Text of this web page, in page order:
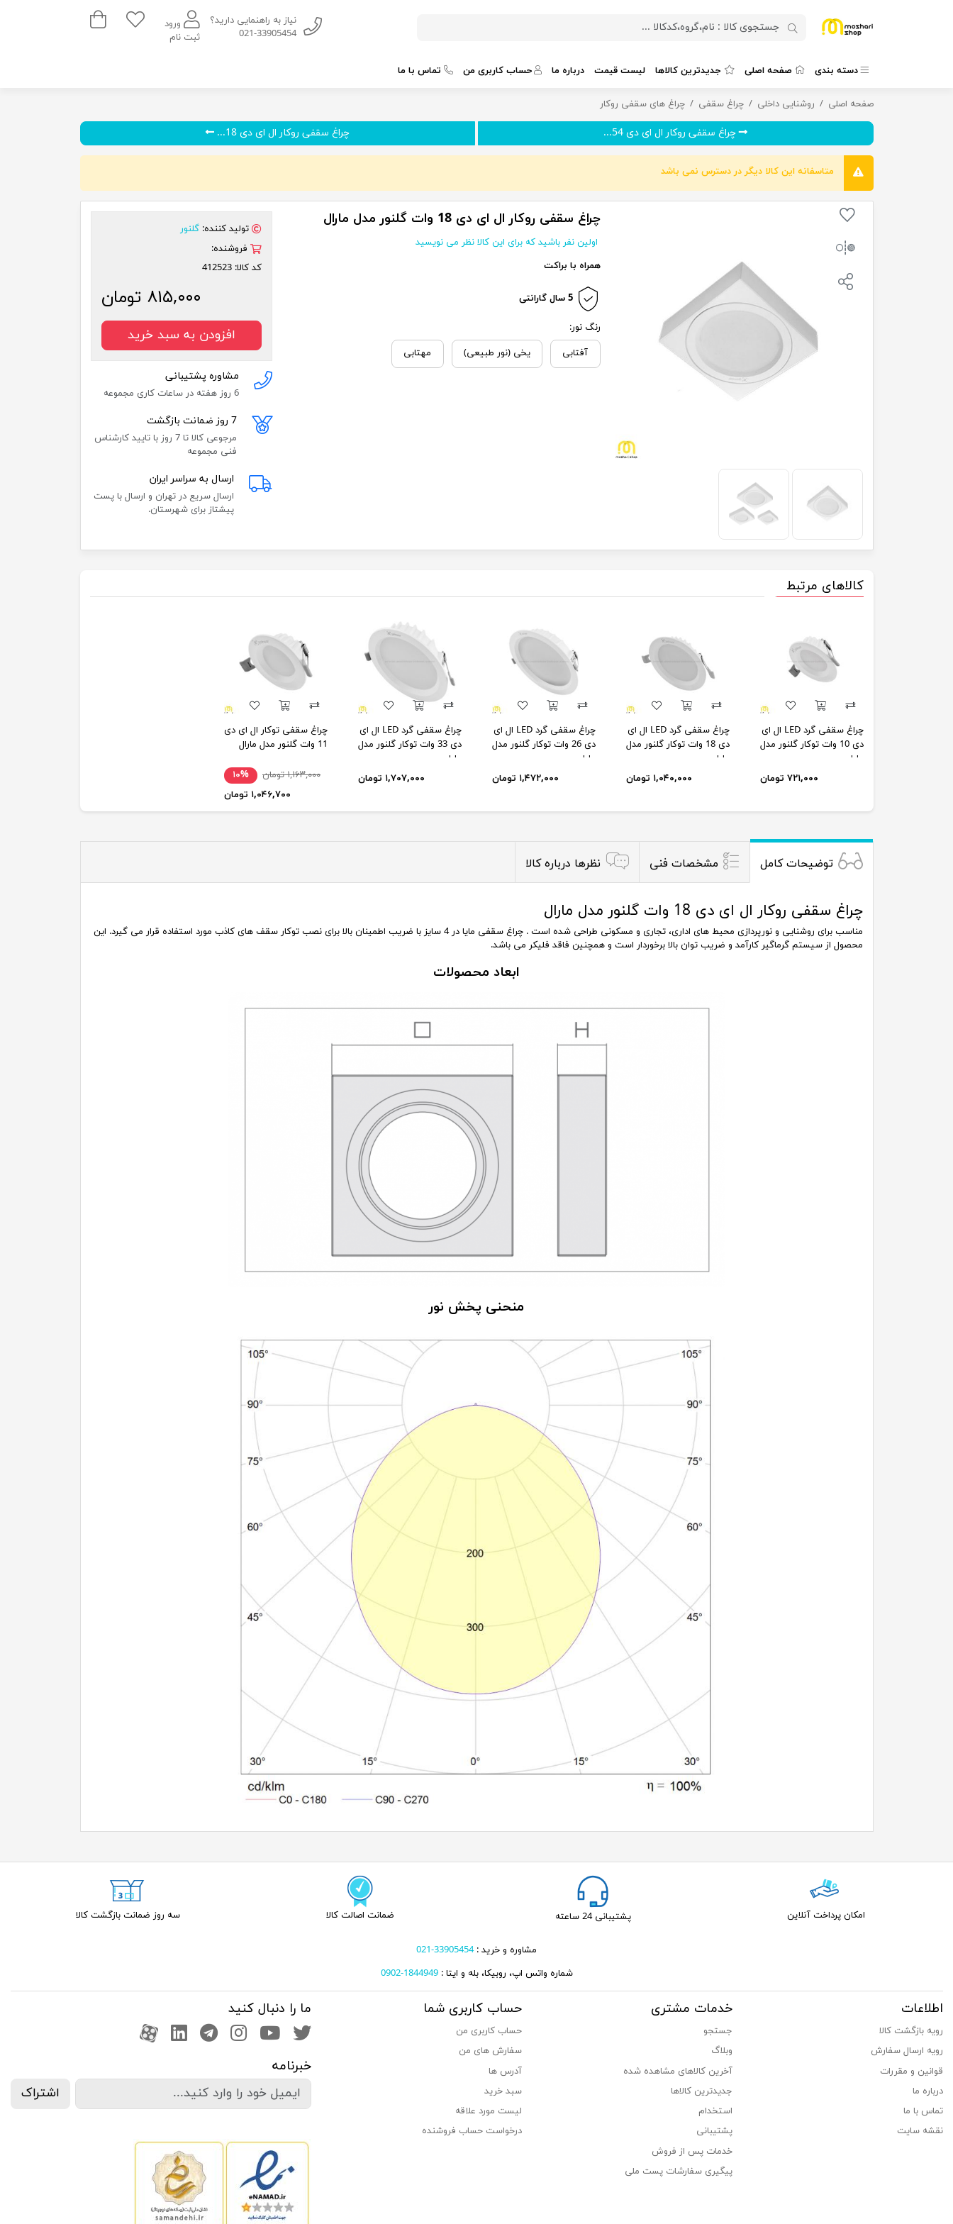
نیاز به راهنمایی دارید؟
021-33905454
ورود
ثبت نام
سبد خرید
دسته بندی صفحه اصلی جدیدترین کالاها لیست قیمت درباره ما حساب کاربری من تماس با ما
صفحه اصلی روشنایی داخلی چراغ سقفی چراغ های سقفی روکار چراغ سقفی روکار ال ای دی 18 وات گلنور مدل مارال
چراغ سقفی روکار ال ای دی 54... چراغ سقفی روکار ال ای دی 18...
متاسفانه این کالا دیگر در دسترس نمی باشد
چراغ سقفی روکار ال ای دی 18 وات گلنور مدل مارال
اولین نفر باشید که برای این کالا نظر می نویسید
همراه با براکت
5 سال گارانتی
رنگ نور:
آفتابی یخی (نور طبیعی) مهتابی
تولید کننده: گلنور
فروشنده:
کد کالا: 412523
۸۱۵,۰۰۰ تومان
افزودن به سبد خرید
مشاوره پشتیبانی
6 روز هفته در ساعات کاری مجموعه
7 روز ضمانت بازگشت
مرجوعی کالا تا 7 روز با تایید کارشناس
فنی مجموعه
ارسال به سراسر ایران
ارسال سریع در تهران و ارسال با پست
پیشتاز برای شهرستان.
کالاهای مرتبط
چراغ سقفی گرد LED ال ای
دی 10 وات توکار گلنور مدل
مایا
۷۲۱,۰۰۰ تومان
چراغ سقفی گرد LED ال ای
دی 18 وات توکار گلنور مدل
مایا
۱,۰۴۰,۰۰۰ تومان
چراغ سقفی گرد LED ال ای
دی 26 وات توکار گلنور مدل
مایا
۱,۴۷۲,۰۰۰ تومان
چراغ سقفی گرد LED ال ای
دی 33 وات توکار گلنور مدل
مایا
۱,۷۰۷,۰۰۰ تومان
چراغ سقفی توکار ال ای دی
11 وات گلنور مدل مارال
۱,۱۶۳,۰۰۰ تومان
۱۰%
۱,۰۴۶,۷۰۰ تومان
توضیحات کامل مشخصات فنی نظرها درباره کالا
چراغ سقفی روکار ال ای دی 18 وات گلنور مدل مارال
مناسب برای روشنایی و نورپردازی محیط های اداری، تجاری و مسکونی طراحی شده است . چراغ سقفی مایا در 4 سایز با ضریب اطمینان بالا برای نصب توکار سقف های کاذب مورد استفاده قرار می گیرد. این
محصول از سیستم گرماگیر کارآمد و ضریب توان بالا برخوردار است و همچنین فاقد فلیکر می باشد.
ابعاد محصولات
منحنی پخش نور
امکان پرداخت آنلاین پشتیبانی 24 ساعته ضمانت اصالت کالا سه روز ضمانت بازگشت کالا
مشاوره و خرید :33905454-021
شماره واتس اپ، روبیکا، بله و ایتا : 1844949-0902
اطلاعات
رویه بازگشت کالا
رویه ارسال سفارش
قوانین و مقررات
درباره ما
تماس با ما
نقشه سایت
خدمات مشتری
جستجو
وبلاگ
آخرین کالاهای مشاهده شده
جدیدترین کالاها
استخدام
پشتیبانی
خدمات پس از فروش
پیگیری سفارشات پست ملی
حساب کاربری شما
حساب کاربری من
سفارش های من‎
آدرس ها
سبد خرید
لیست مورد علاقه
درخواست حساب فروشنده
ما را دنبال کنید
صفحه تویتر
کانال یوتوب
اینستاگرام
کانال تلگرام
کانال لینکدین
آپارات
خبرنامه
اشتراک